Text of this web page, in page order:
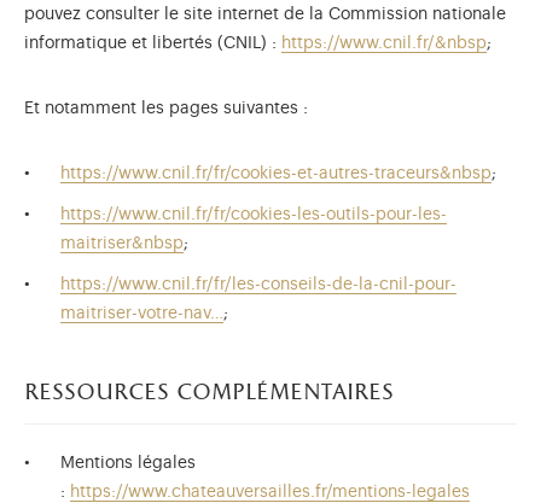
pouvez consulter le site internet de la Commission nationale
informatique et libertés (CNIL) : https://www.cnil.fr/&nbsp;
Et notamment les pages suivantes :
https://www.cnil.fr/fr/cookies-et-autres-traceurs&nbsp;
https://www.cnil.fr/fr/cookies-les-outils-pour-les-
maitriser&nbsp;
https://www.cnil.fr/fr/les-conseils-de-la-cnil-pour-
maitriser-votre-nav…;
ressources complémentaires
Mentions légales
: https://www.chateauversailles.fr/mentions-legales